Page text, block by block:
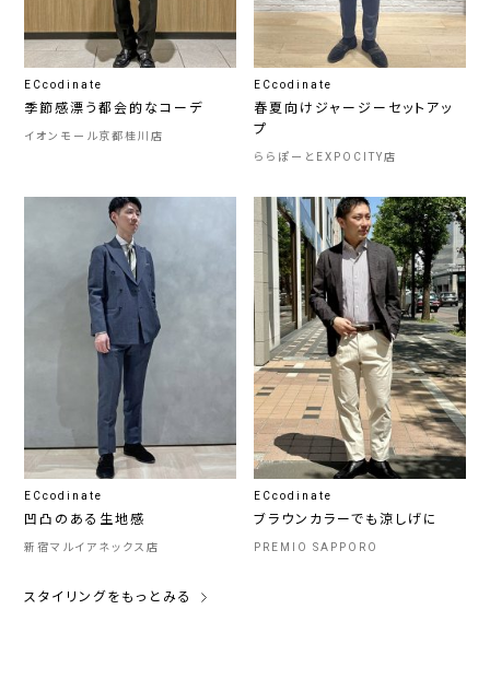
ECcodinate
季節感漂う都会的なコーデ
イオンモール京都桂川店
ECcodinate
春夏向けジャージーセットアッ
プ
ららぽーとEXPOCITY店
ECcodinate
凹凸のある生地感
新宿マルイアネックス店
ECcodinate
ブラウンカラーでも涼しげに
PREMIO SAPPORO
スタイリングをもっとみる